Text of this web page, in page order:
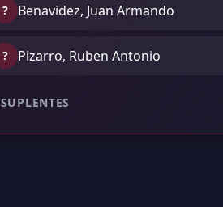
? Benavidez, Juan Armando
? Pizarro, Ruben Antonio
SUPLENTES